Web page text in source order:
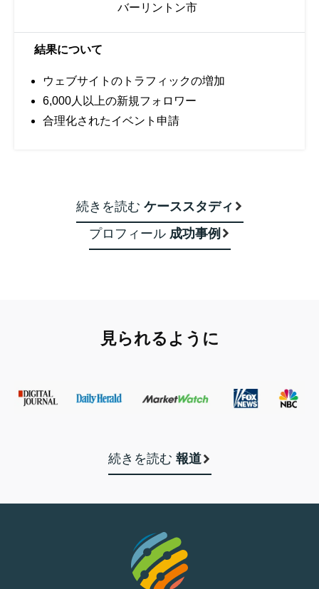
バーリントン市
結果について
ウェブサイトのトラフィックの増加
6,000人以上の新規フォロワー
合理化されたイベント申請
続きを読む ケーススタディ
プロフィール成功事例
見られるように
続きを読む 報道